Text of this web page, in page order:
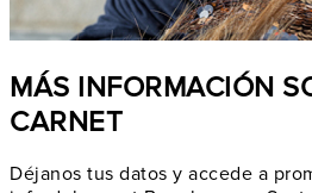
MÁS INFORMACIÓN
CARNET
Déjanos tus datos y accede a